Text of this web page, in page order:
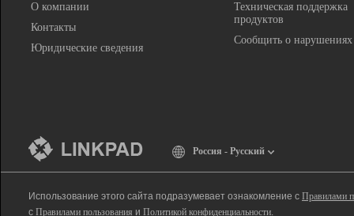
О компании
Контакты
Юридические сведения
Техническая поддержка
продуктов
Сообщить о нарушениях
Россия - Русский
Использование этого сайта подразумевает ознакомление с Правилами
с Правилами пользования и Политикой конфиденциальности.